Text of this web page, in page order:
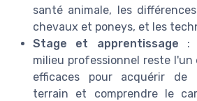
santé animale, les
chevaux et poneys, et les
Stage et apprentissage :
milieu professionnel reste l'un
efficaces pour acquérir de
terrain et comprendre le